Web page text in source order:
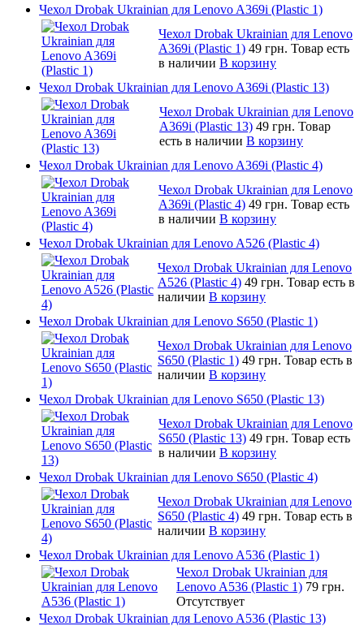
Чехол Drobak Ukrainian для Lenovo A369i (Plastic 1)
Чехол Drobak Ukrainian для Lenovo
A369i (Plastic 1) 49 грн. Товар есть
в наличии В корзину
Чехол Drobak Ukrainian для Lenovo A369i (Plastic 13)
Чехол Drobak Ukrainian для Lenovo
A369i (Plastic 13) 49 грн. Товар
есть в наличии В корзину
Чехол Drobak Ukrainian для Lenovo A369i (Plastic 4)
Чехол Drobak Ukrainian для Lenovo
A369i (Plastic 4) 49 грн. Товар есть
в наличии В корзину
Чехол Drobak Ukrainian для Lenovo A526 (Plastic 4)
Чехол Drobak Ukrainian для Lenovo
A526 (Plastic 4) 49 грн. Товар есть в
наличии В корзину
Чехол Drobak Ukrainian для Lenovo S650 (Plastic 1)
Чехол Drobak Ukrainian для Lenovo
S650 (Plastic 1) 49 грн. Товар есть в
наличии В корзину
Чехол Drobak Ukrainian для Lenovo S650 (Plastic 13)
Чехол Drobak Ukrainian для Lenovo
S650 (Plastic 13) 49 грн. Товар есть
в наличии В корзину
Чехол Drobak Ukrainian для Lenovo S650 (Plastic 4)
Чехол Drobak Ukrainian для Lenovo
S650 (Plastic 4) 49 грн. Товар есть в
наличии В корзину
Чехол Drobak Ukrainian для Lenovo A536 (Plastic 1)
Чехол Drobak Ukrainian для
Lenovo A536 (Plastic 1) 79 грн.
Отсутствует
Чехол Drobak Ukrainian для Lenovo A536 (Plastic 13)